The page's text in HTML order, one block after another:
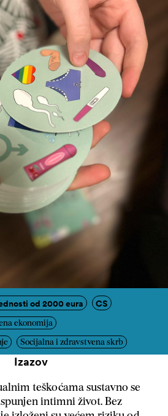
od 2000 eura CS
ekonomija
Socijalna i zdravstvena skrb
Izazov
teškoćama sustavno se
intimni život. Bez